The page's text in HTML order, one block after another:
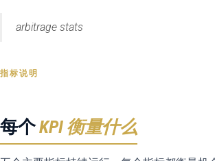
arbitrage stats
指标说明
每个KPI 衡量什么